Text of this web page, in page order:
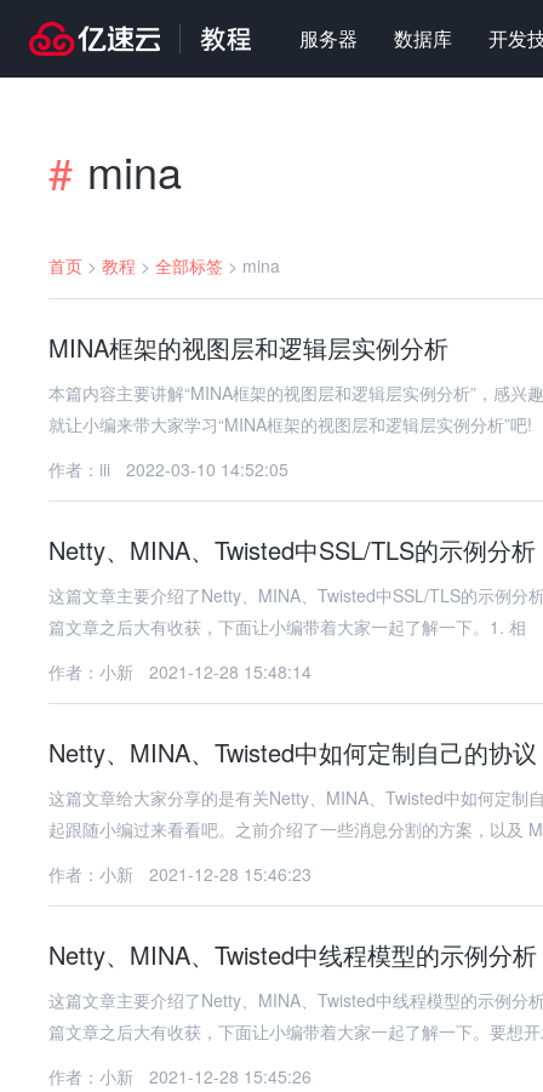
服务器 数据库 开发
# mina
首页 > 教程 > 全部标签 > mina
MINA框架的视图层和逻辑层实例分析
本篇内容主要讲解“MINA框架的视图层和逻辑层实例分析”，感
就让小编来带大家学习“MINA框架的视图层和逻辑层实例分析”吧!
作者：iii
2022-03-10 14:52:05
Netty、MINA、Twisted中SSL/TLS的示例分析
这篇文章主要介绍了Netty、MINA、Twisted中SSL/TLS的示例
篇文章之后大有收获，下面让小编带着大家一起了解一下。1. 相
作者：小新
2021-12-28 15:48:14
Netty、MINA、Twisted中如何定制自己的协议
这篇文章给大家分享的是有关Netty、MINA、Twisted中如何定
起跟随小编过来看看吧。之前介绍了一些消息分割的方案，以及
作者：小新
2021-12-28 15:46:23
Netty、MINA、Twisted中线程模型的示例分析
这篇文章主要介绍了Netty、MINA、Twisted中线程模型的示例
篇文章之后大有收获，下面让小编带着大家一起了解一下。要想
作者：小新
2021-12-28 15:45:26